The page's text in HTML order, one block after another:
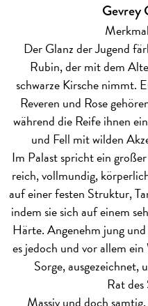
Gevrey
Der Glanz der Jugend
Rubin, der mit dem
schwarze Kirsche nimmt.
Reveren und Rose
während die Reife ihnen
und Fell mit wilden
Im Palast spricht ein
reich, vollmundig,
auf einer festen Struktur,
indem sie sich auf einem
Härte. Angenehm jung
es jedoch und vor allem
Sorge, ausgezeichnet,
Rat